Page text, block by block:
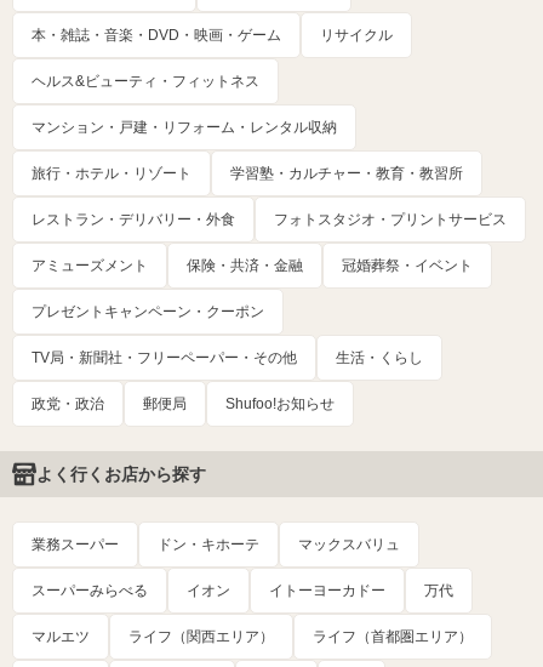
本・雑誌・音楽・DVD・映画・ゲーム リサイクル
ヘルス&ビューティ・フィットネス
マンション・戸建・リフォーム・レンタル収納
旅行・ホテル・リゾート 学習塾・カルチャー・教育・教習所
レストラン・デリバリー・外食 フォトスタジオ・プリントサービス
アミューズメント 保険・共済・金融 冠婚葬祭・イベント
プレゼントキャンペーン・クーポン
TV局・新聞社・フリーペーパー・その他 生活・くらし
政党・政治 郵便局 Shufoo!お知らせ
よく行くお店から探す
業務スーパー ドン・キホーテ マックスバリュ
スーパーみらべる イオン イトーヨーカドー 万代
マルエツ ライフ（関西エリア） ライフ（首都圏エリア）